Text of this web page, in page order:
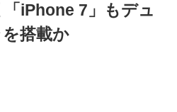
iPhone 7」もデュ
搭載か